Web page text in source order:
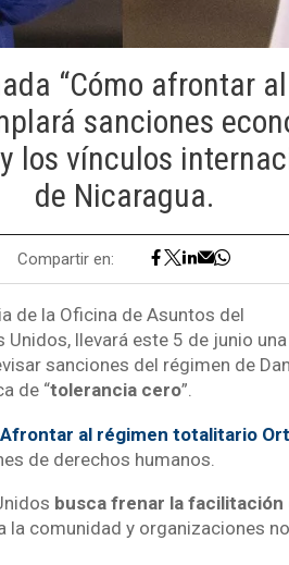
“Cómo afrontar
sanciones
los vínculos
de Nicaragua.
Compartir en:
de la Oficina de Asuntos del
llevará este 5 de junio una
sanciones del régimen de
de “tolerancia cero”.
al régimen totalitario
de derechos humanos.
busca frenar la
la comunidad y organizaciones